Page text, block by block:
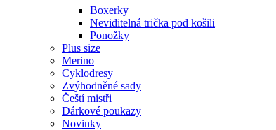
Boxerky
Neviditelná trička pod košili
Ponožky
Plus size
Merino
Cyklodresy
Zvýhodněné sady
Čeští mistři
Dárkové poukazy
Novinky